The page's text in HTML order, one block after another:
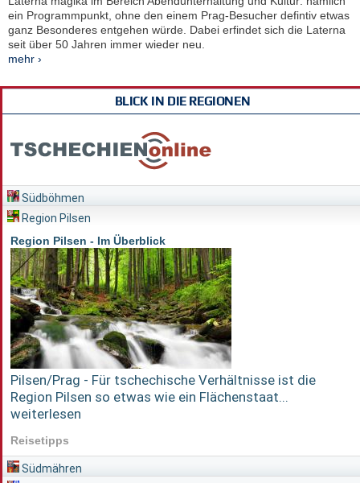
ein Programmpunkt, ohne den einem Prag-Besucher defintiv etwas
ganz Besonderes entgehen würde. Dabei erfindet sich die Laterna
seit über 50 Jahren immer wieder neu.
mehr ›
BLICK IN DIE REGIONEN
Südböhmen
Region Pilsen
Region Pilsen - Im Überblick
Pilsen/Prag - Für tschechische Verhältnisse ist die
Region Pilsen so etwas wie ein Flächenstaat...
weiterlesen
Reisetipps
Südmähren